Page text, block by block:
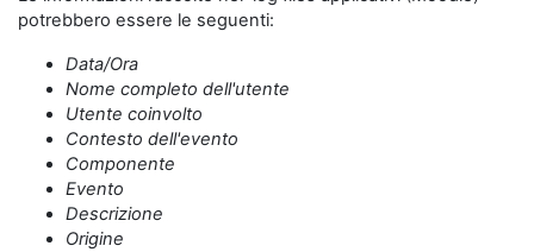
potrebbero essere le seguenti:
Data/Ora
Nome completo dell'utente
Utente coinvolto
Contesto dell'evento
Componente
Evento
Descrizione
Origine